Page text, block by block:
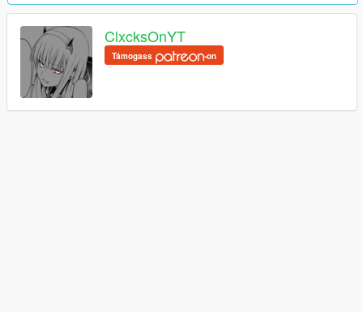
ClxcksOnYT
Támogass -on